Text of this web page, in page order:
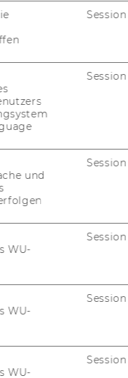
McGill
7.8%
attracts
around the
to
culture. The
international
international
in the
Session
Session
und
Session
WU-
Session
WU-
Session
WU-
Session